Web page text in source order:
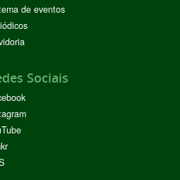
de eventos
Sociais